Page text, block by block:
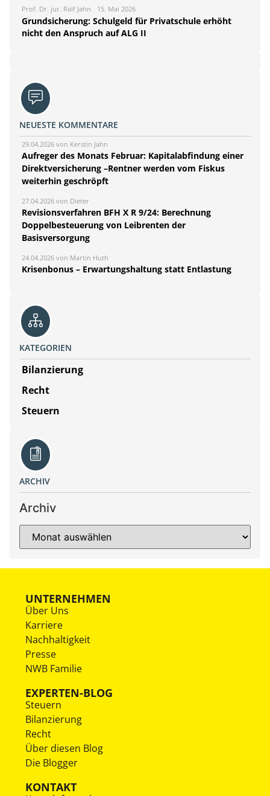
Prof. Dr. jur. Ralf Jahn 15. Mai 2026
Grundsicherung: Schulgeld für Privatschule erhöht
nicht den Anspruch auf ALG II
NEUESTE KOMMENTARE
29.04.2026 von Kerstin Jahn
Aufreger des Monats Februar: Kapitalabfindung einer
Direktversicherung –Rentner werden vom Fiskus
weiterhin geschröpft
27.04.2026 von Dieter
Revisionsverfahren BFH X R 9/24: Berechnung
Doppelbesteuerung von Leibrenten der
Basisversorgung
24.04.2026 von Martin Huth
Krisenbonus – Erwartungshaltung statt Entlastung
KATEGORIEN
Bilanzierung
Recht
Steuern
ARCHIV
Archiv
UNTERNEHMEN
Über Uns
Karriere
Nachhaltigkeit
Presse
NWB Familie
EXPERTEN-BLOG
Steuern
Bilanzierung
Recht
Über diesen Blog
Die Blogger
KONTAKT